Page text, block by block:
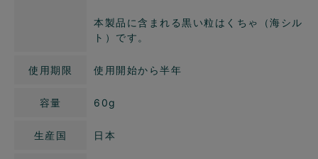
本製品に含まれる黒い粒はくちゃ（海シル
ト）です。
使用期限 使用開始から半年
容量 60g
生産国 日本